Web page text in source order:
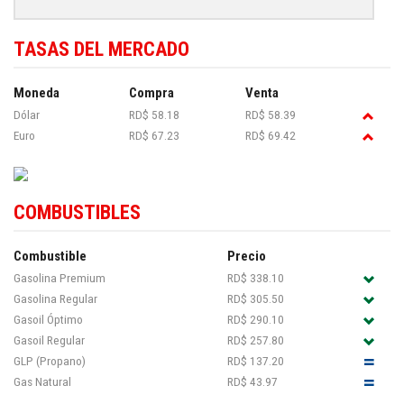
TASAS DEL MERCADO
Moneda Compra Venta
Dólar RD$ 58.18
RD$ 58.39
Euro
RD$ 67.23 RD$ 69.42
COMBUSTIBLES
Combustible Precio
Gasolina Premium
RD$ 338.10
Gasolina Regular
RD$ 305.50
Gasoil Óptimo
RD$ 290.10
Gasoil Regular
RD$ 257.80
GLP (Propano)
RD$ 137.20
Gas Natural
RD$ 43.97